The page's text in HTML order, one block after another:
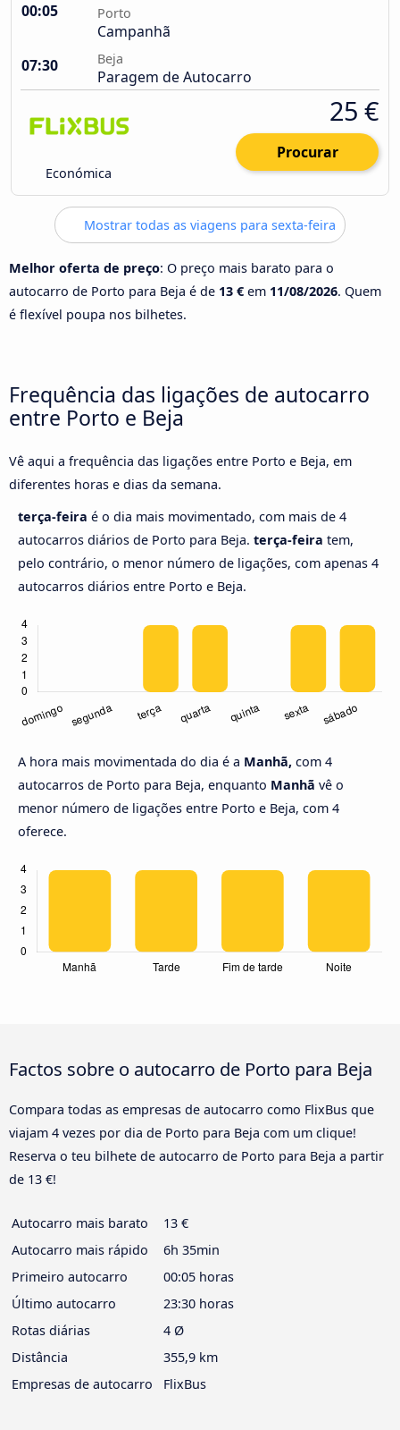
00:05 Porto
Campanhã
07:30
Beja
Paragem de Autocarro
Económica
25 €
Procurar
Mostrar todas as viagens para sexta-feira
Melhor oferta de preço: O preço mais barato para o
autocarro de Porto para Beja é de 13 € em 11/08/2026. Quem
é flexível poupa nos bilhetes.
Frequência das ligações de autocarro
entre Porto e Beja
Vê aqui a frequência das ligações entre Porto e Beja, em
diferentes horas e dias da semana.
terça-feira é o dia mais movimentado, com mais de 4
autocarros diários de Porto para Beja. terça-feira tem,
pelo contrário, o menor número de ligações, com apenas 4
autocarros diários entre Porto e Beja.
A hora mais movimentada do dia é a Manhã, com 4
autocarros de Porto para Beja, enquanto Manhã vê o
menor número de ligações entre Porto e Beja, com 4
oferece.
Factos sobre o autocarro de Porto para Beja
Compara todas as empresas de autocarro como FlixBus que
viajam 4 vezes por dia de Porto para Beja com um clique!
Reserva o teu bilhete de autocarro de Porto para Beja a partir
de 13 €!
Autocarro mais barato
13 €
Autocarro mais rápido
6h 35min
Primeiro autocarro
00:05 horas
Último autocarro
23:30 horas
Rotas diárias
4 Ø
Distância
355,9 km
Empresas de autocarro
FlixBus